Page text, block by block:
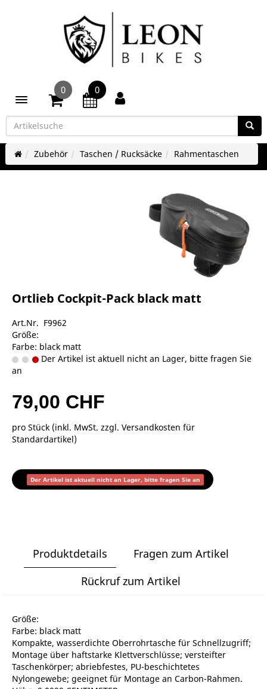
Toggle navigation
0 0
Zubehör Taschen / Rucksäcke Rahmentaschen
Ortlieb Cockpit-Pack black matt
Art.Nr. F9962
Größe:
Farbe: black matt
Der Artikel ist aktuell nicht an Lager, bitte fragen Sie
an
79,00 CHF
pro Stück (inkl. MwSt. zzgl. Versandkosten für
Standardartikel)
Der Artikel ist aktuell nicht an Lager, bitte fragen Sie an
Produktdetails
Fragen zum Artikel
Rückruf zum Artikel
Größe:
Farbe: black matt
Kompakte, wasserdichte Oberrohrtasche für Schnellzugriff;
Montage über haftstarke Klettverschlüsse; versteifter
Taschenkörper; abriebfestes, PU-beschichtetes
Nylongewebe; geeignet für Montage an Carbon-Rahmen.